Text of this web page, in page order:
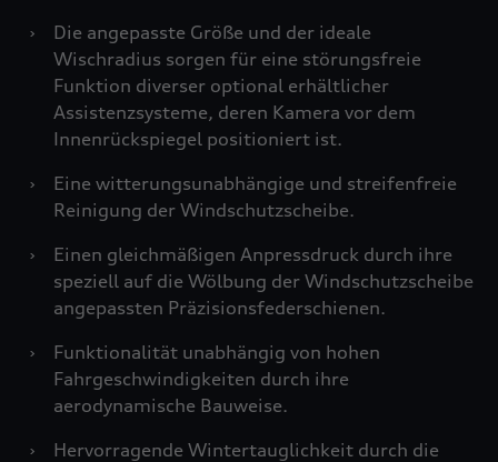
›
Die angepasste Größe und der ideale
Wischradius sorgen für eine störungsfreie
Funktion diverser optional erhältlicher
Assistenzsysteme, deren Kamera vor dem
Innenrückspiegel positioniert ist.
›
Eine witterungsunabhängige und streifenfreie
Reinigung der Windschutzscheibe.
›
Einen gleichmäßigen Anpressdruck durch ihre
speziell auf die Wölbung der Windschutzscheibe
angepassten Präzisionsfederschienen.
›
Funktionalität unabhängig von hohen
Fahrgeschwindigkeiten durch ihre
aerodynamische Bauweise.
›
Hervorragende Wintertauglichkeit durch die